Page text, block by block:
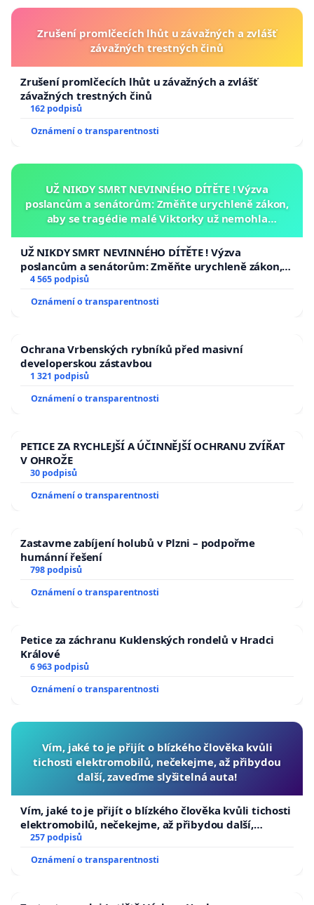
Zrušení promlčecích lhůt u závažných a zvlášť
závažných trestných činů
Zrušení promlčecích lhůt u závažných a zvlášť
závažných trestných činů
162 podpisů
Oznámení o transparentnosti
UŽ NIKDY SMRT NEVINNÉHO DÍTĚTE ! Výzva
poslancům a senátorům: Změňte urychleně zákon,
aby se tragédie malé Viktorky už nemohla
UŽ NIKDY SMRT NEVINNÉHO DÍTĚTE ! Výzva
poslancům a senátorům: Změňte urychleně zákon,
aby se tragédie malé Viktorky už nemohla opakovat!
4 565 podpisů
Oznámení o transparentnosti
Ochrana Vrbenských rybníků před masivní
developerskou zástavbou
1 321 podpisů
Oznámení o transparentnosti
PETICE ZA RYCHLEJŠÍ A ÚČINNĚJŠÍ OCHRANU ZVÍŘAT
V OHROŽE
30 podpisů
Oznámení o transparentnosti
Zastavme zabíjení holubů v Plzni – podpořme
humánní řešení
798 podpisů
Oznámení o transparentnosti
Petice za záchranu Kuklenských rondelů v Hradci
Králové
6 963 podpisů
Oznámení o transparentnosti
Vím, jaké to je přijít o blízkého člověka kvůli
tichosti elektromobilů, nečekejme, až přibydou
další, zaveďme slyšitelná auta!
Vím, jaké to je přijít o blízkého člověka kvůli tichosti
elektromobilů, nečekejme, až přibydou další,
zaveďme slyšitelná auta!
257 podpisů
Oznámení o transparentnosti